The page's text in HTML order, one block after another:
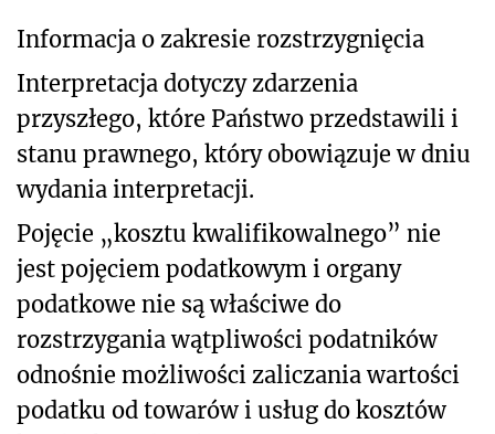
Informacja o zakresie rozstrzygnięcia
Interpretacja dotyczy zdarzenia
przyszłego, które Państwo przedstawili i
stanu prawnego, który obowiązuje w dniu
wydania interpretacji.
Pojęcie „kosztu kwalifikowalnego” nie
jest pojęciem podatkowym i organy
podatkowe nie są właściwe do
rozstrzygania wątpliwości podatników
odnośnie możliwości zaliczania wartości
podatku od towarów i usług do kosztów